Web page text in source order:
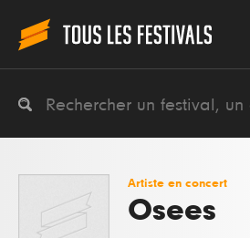
Artiste en concert
Osees